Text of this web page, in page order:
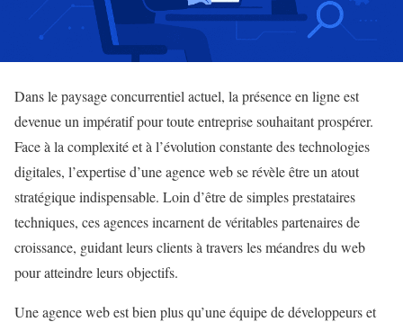
Dans le paysage concurrentiel actuel, la présence en ligne est
devenue un impératif pour toute entreprise souhaitant prospérer.
Face à la complexité et à l’évolution constante des technologies
digitales, l’expertise d’une agence web se révèle être un atout
stratégique indispensable. Loin d’être de simples prestataires
techniques, ces agences incarnent de véritables partenaires de
croissance, guidant leurs clients à travers les méandres du web
pour atteindre leurs objectifs.
Une agence web est bien plus qu’une équipe de développeurs et